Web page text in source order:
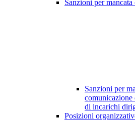
Sanzioni per
Sanzioni per
comunicazione
di incarichi
Posizioni